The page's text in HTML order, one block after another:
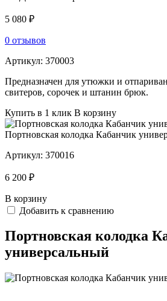
5 080 ₽
0 отзывов
Артикул: 370003
Предназначен для утюжки и
свитеров, сорочек и штанин брюк.
Купить в 1 клик В корзину
Портновская колодка Кабанчик
Артикул: 370016
6 200 ₽
В корзину
Добавить к сравнению
Портновская колодка
универсальный